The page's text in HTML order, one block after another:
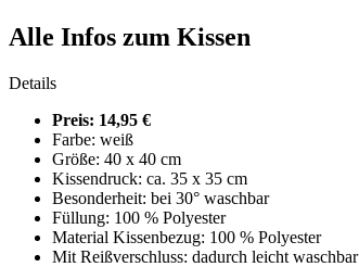
Alle Infos zum Kissen
Details
Preis: 14,95 €
Farbe: weiß
Größe: 40 x 40 cm
Kissendruck: ca. 35 x 35 cm
Besonderheit: bei 30° waschbar
Füllung: 100 % Polyester
Material Kissenbezug: 100 % Polyester
Mit Reißverschluss: dadurch leicht waschbar